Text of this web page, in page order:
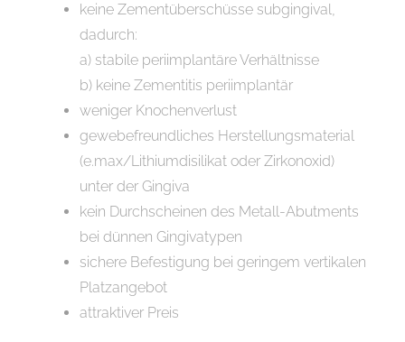
keine Zementüberschüsse subgingival,
dadurch:
a) stabile periimplantäre Verhältnisse
b) keine Zementitis periimplantär
weniger Knochenverlust
gewebefreundliches Herstellungsmaterial
(e.max/Lithiumdisilikat oder Zirkonoxid)
unter der Gingiva
kein Durchscheinen des Metall-Abutments
bei dünnen Gingivatypen
sichere Befestigung bei geringem vertikalen
Platzangebot
attraktiver Preis